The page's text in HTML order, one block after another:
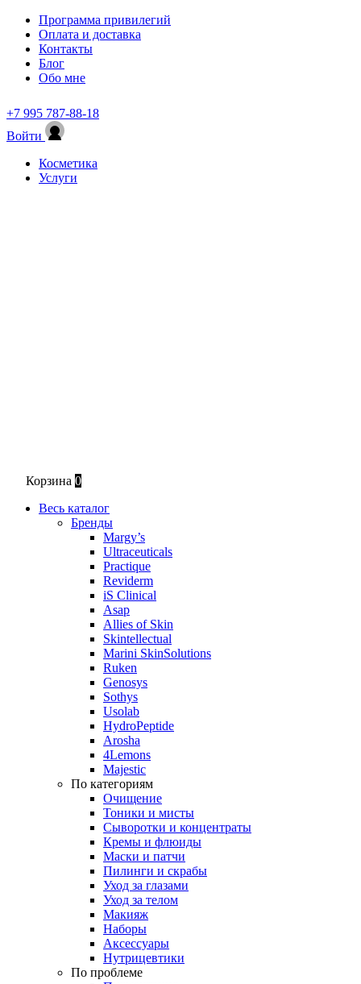
Программа привилегий
Оплата и доставка
Контакты
Блог
Обо мне
+7 995 787-88-18
Войти
Косметика
Услуги
Корзина 0
Весь каталог
Бренды
Margy’s
Ultraceuticals
Practique
Reviderm
iS Clinical
Asap
Allies of Skin
Skintellectual
Marini SkinSolutions
Ruken
Genosys
Sothys
Usolab
HydroPeptide
Arosha
4Lemons
Majestic
По категориям
Очищение
Тоники и мисты
Сыворотки и концентраты
Кремы и флюиды
Маски и патчи
Пилинги и скрабы
Уход за глазами
Уход за телом
Макияж
Наборы
Аксессуары
Нутрицевтики
По проблеме